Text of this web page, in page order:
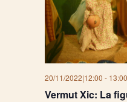
Vermut Xic: La
20/11/2022|12:00 - 13:00